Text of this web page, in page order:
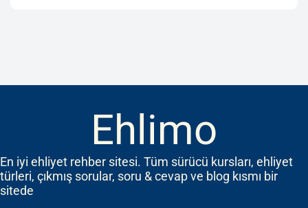
Ehlimo
En iyi ehliyet rehber sitesi. Tüm sürücü kursları, ehliyet
türleri, çıkmış sorular, soru & cevap ve blog kısmı bir
sitede